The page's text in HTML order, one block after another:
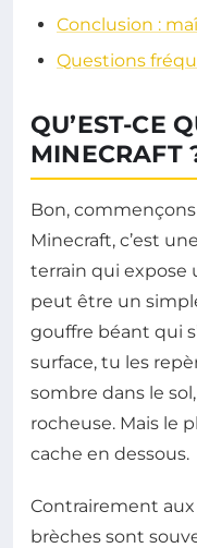
Conclusion :
Questions
QU’EST-CE
MINECRAFT
Bon,
Minecraft, c’est
terrain qui expose
peut être un
gouffre béant qui
surface, tu les
sombre dans le
rocheuse. Mais le
cache en dessous.
Contrairement aux
brèches sont